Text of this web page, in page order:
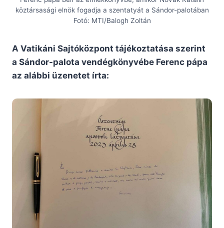
köztársasági elnök fogadja a szentatyát a Sándor-palotában
Fotó: MTI/Balogh Zoltán
A Vatikáni Sajtóközpont tájékoztatása szerint
a Sándor-palota vendégkönyvébe Ferenc pápa
az alábbi üzenetet írta: